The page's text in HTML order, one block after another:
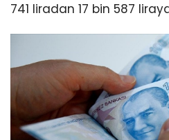
741 liradan 17 bin 587